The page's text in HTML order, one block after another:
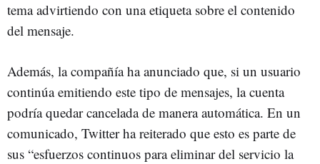
tema advirtiendo con una etiqueta sobre el contenido
del mensaje.
Además, la compañía ha anunciado que, si un usuario
continúa emitiendo este tipo de mensajes, la cuenta
podría quedar cancelada de manera automática. En un
comunicado, Twitter ha reiterado que esto es parte de
sus “esfuerzos continuos para eliminar del servicio la